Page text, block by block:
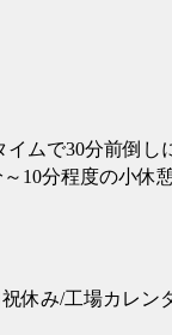
ムで30分前倒し
10分程度の小休
休み/工場カレン